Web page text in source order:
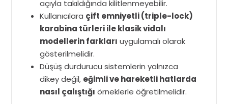
açıyla takıldığında kilitlenmeyebilir.
Kullanıcılara çift emniyetli (triple-lock)
karabina türleri ile klasik vidalı
modellerin farkları uygulamalı olarak
gösterilmelidir.
Düşüş durdurucu sistemlerin yalnızca
dikey değil, eğimli ve hareketli hatlarda
nasıl çalıştığı örneklerle öğretilmelidir.